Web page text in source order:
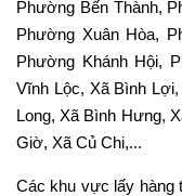
Phường Bến Thành,
Phường Xuân Hòa,
Phường Khánh Hội,
Vĩnh Lộc, Xã Bình
Long, Xã Bình Hưng,
Giờ, Xã Củ Chi,...
Các khu vực lấy hàng